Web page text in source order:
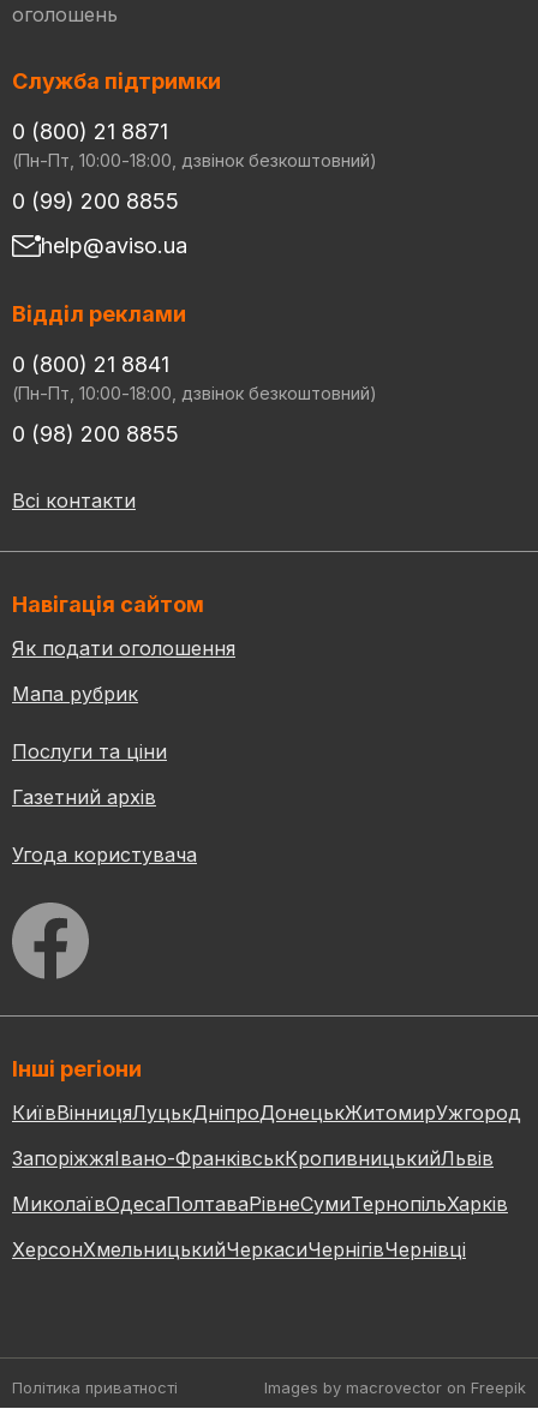
оголошень
Служба підтримки
0 (800) 21 8871
(Пн-Пт, 10:00-18:00, дзвінок безкоштовний)
0 (99) 200 8855
help@aviso.ua
Відділ реклами
0 (800) 21 8841
(Пн-Пт, 10:00-18:00, дзвінок безкоштовний)
0 (98) 200 8855
Всі контакти
Навігація сайтом
Як подати оголошення
Мапа рубрик
Послуги та ціни
Газетний архів
Угода користувача
Інші регіони
КиївВінницяЛуцькДніпроДонецькЖитомирУжгород
ЗапоріжжяІвано-ФранківськКропивницькийЛьвів
МиколаївОдесаПолтаваРівнеСумиТернопільХарків
ХерсонХмельницькийЧеркасиЧернігівЧернівці
Політика приватності Images by macrovector on Freepik